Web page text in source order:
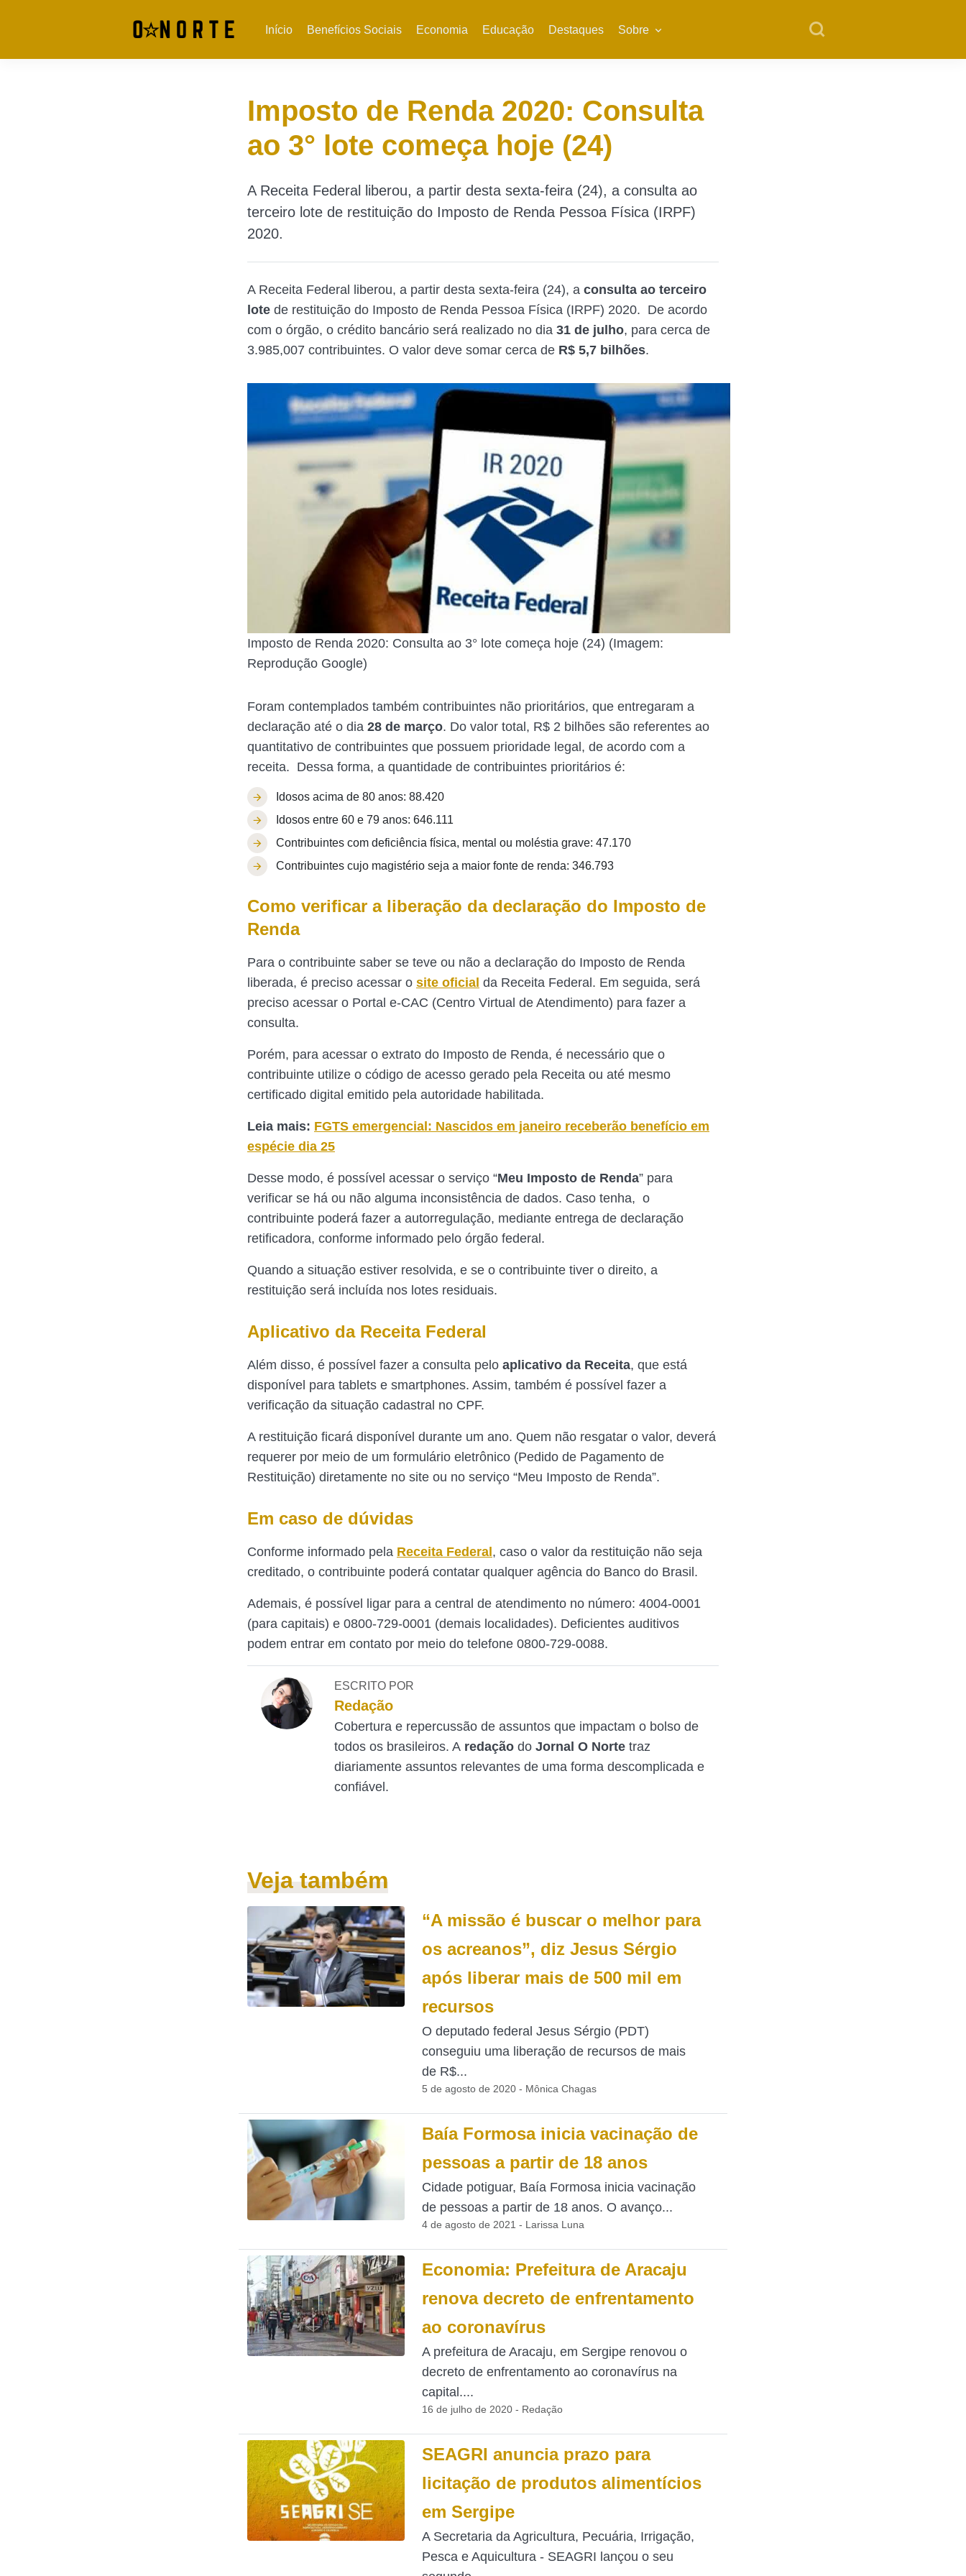
Início Benefícios Sociais Economia Educação Destaques Sobre
Imposto de Renda 2020: Consulta
ao 3° lote começa hoje (24)
A Receita Federal liberou, a partir desta sexta-feira (24), a consulta ao
terceiro lote de restituição do Imposto de Renda Pessoa Física (IRPF)
2020.
A Receita Federal liberou, a partir desta sexta-feira (24), a consulta ao terceiro
lote de restituição do Imposto de Renda Pessoa Física (IRPF) 2020. De acordo
com o órgão, o crédito bancário será realizado no dia 31 de julho, para cerca de
3.985,007 contribuintes. O valor deve somar cerca de R$ 5,7 bilhões.
Imposto de Renda 2020: Consulta ao 3° lote começa hoje (24) (Imagem:
Reprodução Google)
Foram contemplados também contribuintes não prioritários, que entregaram a
declaração até o dia 28 de março. Do valor total, R$ 2 bilhões são referentes ao
quantitativo de contribuintes que possuem prioridade legal, de acordo com a
receita. Dessa forma, a quantidade de contribuintes prioritários é:
Idosos acima de 80 anos: 88.420
Idosos entre 60 e 79 anos: 646.111
Contribuintes com deficiência física, mental ou moléstia grave: 47.170
Contribuintes cujo magistério seja a maior fonte de renda: 346.793
Como verificar a liberação da declaração do Imposto de
Renda
Para o contribuinte saber se teve ou não a declaração do Imposto de Renda
liberada, é preciso acessar o site oficial da Receita Federal. Em seguida, será
preciso acessar o Portal e-CAC (Centro Virtual de Atendimento) para fazer a
consulta.
Porém, para acessar o extrato do Imposto de Renda, é necessário que o
contribuinte utilize o código de acesso gerado pela Receita ou até mesmo
certificado digital emitido pela autoridade habilitada.
Leia mais: FGTS emergencial: Nascidos em janeiro receberão benefício em
espécie dia 25
Desse modo, é possível acessar o serviço “Meu Imposto de Renda” para
verificar se há ou não alguma inconsistência de dados. Caso tenha, o
contribuinte poderá fazer a autorregulação, mediante entrega de declaração
retificadora, conforme informado pelo órgão federal.
Quando a situação estiver resolvida, e se o contribuinte tiver o direito, a
restituição será incluída nos lotes residuais.
Aplicativo da Receita Federal
Além disso, é possível fazer a consulta pelo aplicativo da Receita, que está
disponível para tablets e smartphones. Assim, também é possível fazer a
verificação da situação cadastral no CPF.
A restituição ficará disponível durante um ano. Quem não resgatar o valor, deverá
requerer por meio de um formulário eletrônico (Pedido de Pagamento de
Restituição) diretamente no site ou no serviço “Meu Imposto de Renda”.
Em caso de dúvidas
Conforme informado pela Receita Federal , caso o valor da restituição não seja
creditado, o contribuinte poderá contatar qualquer agência do Banco do Brasil.
Ademais, é possível ligar para a central de atendimento no número: 4004-0001
(para capitais) e 0800-729-0001 (demais localidades). Deficientes auditivos
podem entrar em contato por meio do telefone 0800-729-0088.
ESCRITO POR
Redação
Cobertura e repercussão de assuntos que impactam o bolso de
todos os brasileiros. A redaçãodoJornal O Nortetraz
diariamente assuntos relevantes de uma forma descomplicada e
confiável.
Veja também
“A missão é buscar o melhor para
os acreanos”, diz Jesus Sérgio
após liberar mais de 500 mil em
recursos
O deputado federal Jesus Sérgio (PDT)
conseguiu uma liberação de recursos de mais
de R$...
5 de agosto de 2020 - Mônica Chagas
Baía Formosa inicia vacinação de
pessoas a partir de 18 anos
Cidade potiguar, Baía Formosa inicia vacinação
de pessoas a partir de 18 anos. O avanço...
4 de agosto de 2021 - Larissa Luna
Economia: Prefeitura de Aracaju
renova decreto de enfrentamento
ao coronavírus
A prefeitura de Aracaju, em Sergipe renovou o
decreto de enfrentamento ao coronavírus na
capital....
16 de julho de 2020 - Redação
SEAGRI anuncia prazo para
licitação de produtos alimentícios
em Sergipe
A Secretaria da Agricultura, Pecuária, Irrigação,
Pesca e Aquicultura - SEAGRI lançou o seu